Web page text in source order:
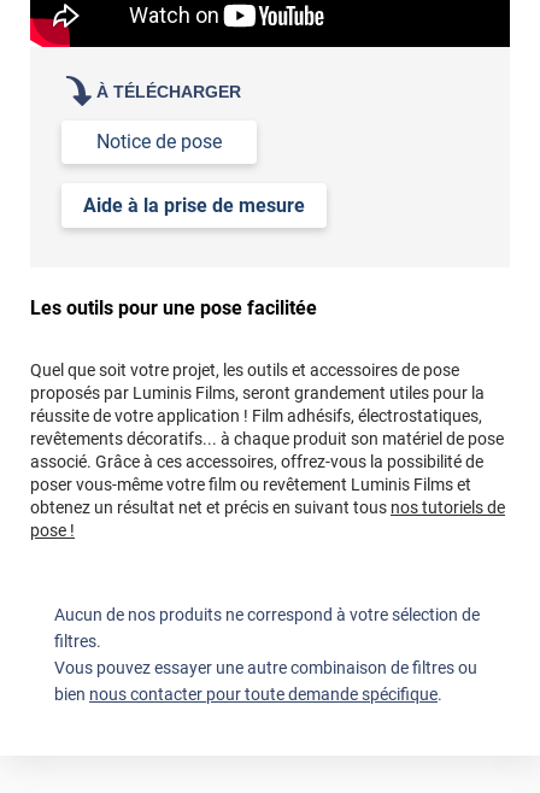
À TÉLÉCHARGER
Notice de pose
Aide à la prise de mesure
Les outils pour une pose facilitée
Quel que soit votre projet, les outils et accessoires de pose
proposés par Luminis Films, seront grandement utiles pour la
réussite de votre application ! Film adhésifs, électrostatiques,
revêtements décoratifs... à chaque produit son matériel de pose
associé. Grâce à ces accessoires, offrez-vous la possibilité de
poser vous-même votre film ou revêtement Luminis Films et
obtenez un résultat net et précis en suivant tous nos tutoriels de
pose !
Aucun de nos produits ne correspond à votre sélection de
filtres.
Vous pouvez essayer une autre combinaison de filtres ou
bien nous contacter pour toute demande spécifique.